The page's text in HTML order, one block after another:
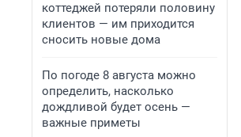
коттеджей потеряли половину
клиентов — им приходится
сносить новые дома
По погоде 8 августа можно
определить, насколько
дождливой будет осень —
важные приметы